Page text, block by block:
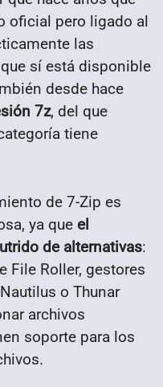
oficial pero ligado al
las
sí está disponible
desde hace
7z, del que
tiene
de 7-Zip es
ya que el
de alternativas:
File Roller, gestores
o Thunar
archivos
soporte para los